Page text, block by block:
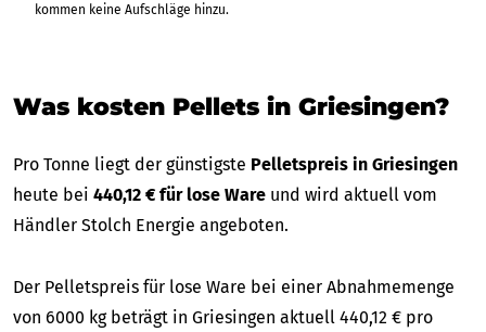
kommen keine Aufschläge hinzu.
Was kosten Pellets in Griesingen?
Pro Tonne liegt der günstigste Pelletspreis in Griesingen
heute bei 440,12 € für lose Ware und wird aktuell vom
Händler Stolch Energie angeboten.
Der Pelletspreis für lose Ware bei einer Abnahmemenge
von 6000 kg beträgt in Griesingen aktuell 440,12 € pro